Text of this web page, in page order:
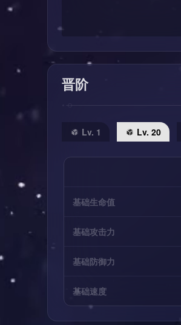
晋阶
Lv. 1 Lv. 20
基础生命值
基础攻击力
基础防御力
基础速度